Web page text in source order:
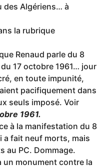
des Algériens… à
la rubrique
Renaud parle du 8
17 octobre 1961… jour
en toute impunité,
pacifiquement dans
seuls imposé. Voir
1961.
à la manifestation du 8
a fait neuf morts, mais
au PC. Dommage.
un monument contre la